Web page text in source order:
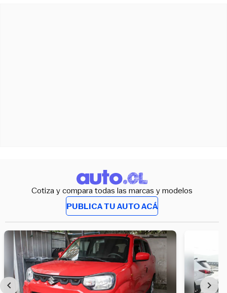
Cotiza y compara todas las marcas y modelos
PUBLICA TU AUTO ACÁ